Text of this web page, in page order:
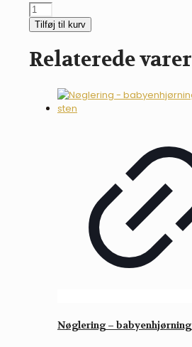
LeMieux
"Mini
Pony"
dækken
-
Tilføj til kurv
Relaterede varer
Nøglering – babyenhjørning